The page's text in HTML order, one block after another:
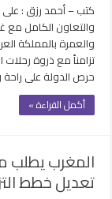
كتب – أحمد رزق : على
والتعاون الكامل مع
والعمرة بالمملكة
تزامناً مع ذروة
حرص الدولة على
أكمل القراءة »
المغرب يطلب
تعديل خطط